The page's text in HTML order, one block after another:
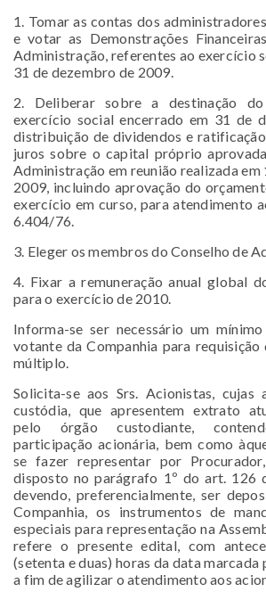
1. Tomar as contas dos
e votar as Demonstrações
Administração, referentes ao exercício
31 de dezembro de 2009.
2. Deliberar sobre a destinação
exercício social encerrado em 31 de
distribuição de dividendos e
juros sobre o capital próprio
Administração em reunião realizada
2009, incluindo aprovação do
exercício em curso, para atendimento
6.404/76.
3. Eleger os membros do Conselho de
4. Fixar a remuneração anual global
para o exercício de 2010.
Informa-se ser necessário um
votante da Companhia para
múltiplo.
Solicita-se aos Srs. Acionistas, cujas
custódia, que apresentem extrato
pelo órgão custodiante,
participação acionária, bem como
se fazer representar por
disposto no parágrafo 1º do art. 126
devendo, preferencialmente, ser
Companhia, os instrumentos de
especiais para representação na
refere o presente edital, com
(setenta e duas) horas da data marcada
a fim de agilizar o atendimento aos